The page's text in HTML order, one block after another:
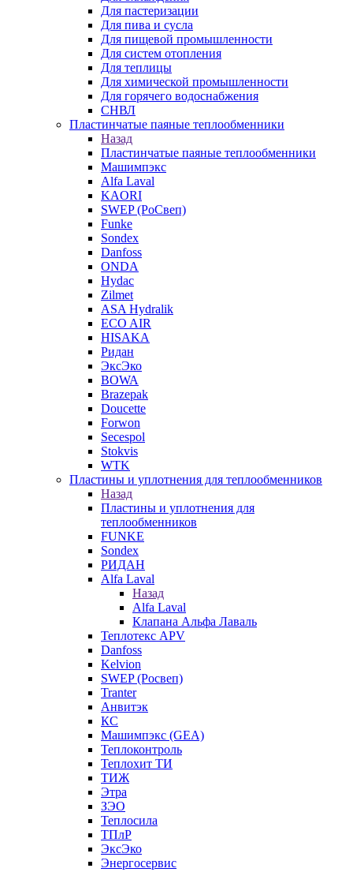
Для пастеризации
Для пива и сусла
Для пищевой промышленности
Для систем отопления
Для теплицы
Для химической промышленности
Для горячего водоснабжения
СНВЛ
Пластинчатые паяные теплообменники
Назад
Пластинчатые паяные теплообменники
Машимпэкс
Alfa Laval
KAORI
SWEP (РоСвеп)
Funke
Sondex
Danfoss
ONDA
Hydac
Zilmet
ASA Hydralik
ECO AIR
HISAKA
Ридан
ЭксЭко
BOWA
Brazepak
Doucette
Forwon
Secespol
Stokvis
WTK
Пластины и уплотнения для теплообменников
Назад
Пластины и уплотнения для
теплообменников
FUNKE
Sondex
РИДАН
Alfa Laval
Назад
Alfa Laval
Клапана Альфа Лаваль
Теплотекс APV
Danfoss
Kelvion
SWEP (Росвеп)
Tranter
Анвитэк
КС
Машимпэкс (GEA)
Теплоконтроль
Теплохит ТИ
ТИЖ
Этра
ЗЭО
Теплосила
ТПлР
ЭксЭко
Энергосервис